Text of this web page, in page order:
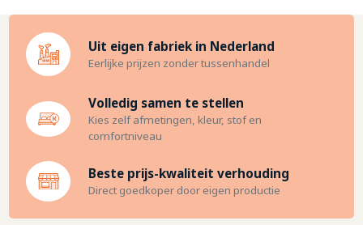
Uit eigen fabriek in Nederland
Eerlijke prijzen zonder tussenhandel
Volledig samen te stellen
Kies zelf afmetingen, kleur, stof en
comfortniveau
Beste prijs-kwaliteit verhouding
Direct goedkoper door eigen productie